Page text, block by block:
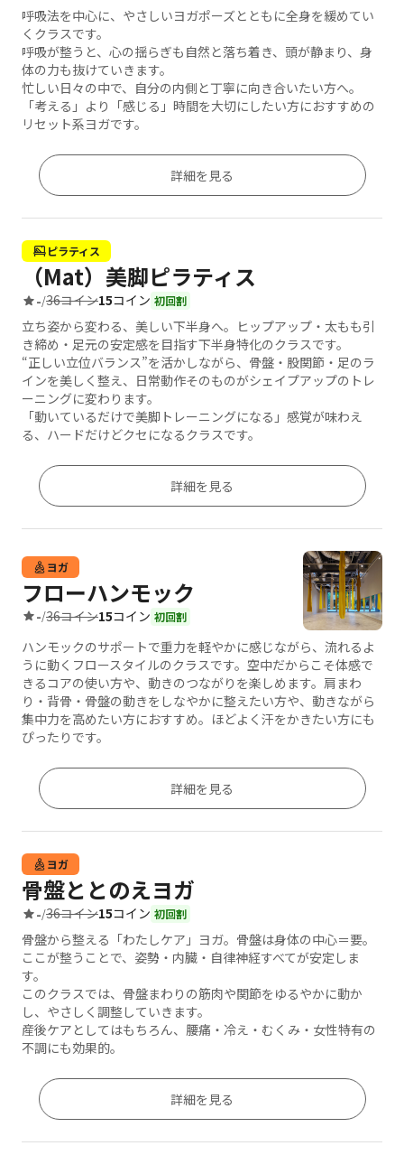
呼吸法を中心に、やさしいヨガポーズとともに全身を緩めてい
くクラスです。
呼吸が整うと、心の揺らぎも自然と落ち着き、頭が静まり、身
体の力も抜けていきます。
忙しい日々の中で、自分の内側と丁寧に向き合いたい方へ。
「考える」より「感じる」時間を大切にしたい方におすすめの
リセット系ヨガです。
詳細を見る
ピラティス
（Mat）美脚ピラティス
-/36コイン15コイン 初回割
立ち姿から変わる、美しい下半身へ。ヒップアップ・太もも引
き締め・足元の安定感を目指す下半身特化のクラスです。
“正しい立位バランス”を活かしながら、骨盤・股関節・足のラ
インを美しく整え、日常動作そのものがシェイプアップのトレ
ーニングに変わります。
「動いているだけで美脚トレーニングになる」感覚が味わえ
る、ハードだけどクセになるクラスです。
詳細を見る
ヨガ
フローハンモック
-/36コイン15コイン 初回割
ハンモックのサポートで重力を軽やかに感じながら、流れるよ
うに動くフロースタイルのクラスです。空中だからこそ体感で
きるコアの使い方や、動きのつながりを楽しめます。肩まわ
り・背骨・骨盤の動きをしなやかに整えたい方や、動きながら
集中力を高めたい方におすすめ。ほどよく汗をかきたい方にも
ぴったりです。
詳細を見る
ヨガ
骨盤ととのえヨガ
-/36コイン15コイン 初回割
骨盤から整える「わたしケア」ヨガ。骨盤は身体の中心＝要。
ここが整うことで、姿勢・内臓・自律神経すべてが安定しま
す。
このクラスでは、骨盤まわりの筋肉や関節をゆるやかに動か
し、やさしく調整していきます。
産後ケアとしてはもちろん、腰痛・冷え・むくみ・女性特有の
不調にも効果的。
詳細を見る